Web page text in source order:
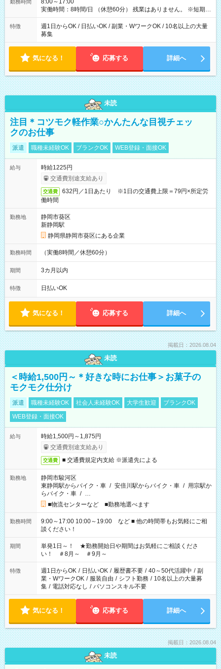
勤務時間
8:00～17:00
実働時間：8時間/日 （休憩60分） 残業はありません。 ※短期の
募集は行っておりません。予めご了承くださいませ。
特徴
週1日からOK / 日払いOK / 副業・WワークOK / 10名以上の大量
募集
気になる！ 応募する 詳細へ
未読
注目＊コツモク軽作業○かんたんな目視チェッ
クのお仕事
派遣 職種未経験OK ブランクOK WEB登録・面接OK
給与
時給1225円
交通費別途支給あり
交通費
632円／1日あたり ※1日の交通費上限＝79円×所定労
働時間
勤務地
静岡市葵区
新静岡駅
静岡県静岡市葵区にある企業
勤務時間 （実働8時間／休憩60分）
期間 3カ月以内
特徴 日払いOK
気になる！ 応募する 詳細へ
掲載日：2026.08.04
未読
＜時給1,500円～＊好きな時にお仕事＞お菓子の
モクモク仕分け
派遣 職種未経験OK 社会人未経験OK 大学生歓迎
ブランクOK
WEB登録・面接OK
給与
時給1,500円～1,875円
交通費別途支給あり
交通費 ■ 交通費規定内支給 ※派遣先による
勤務地
静岡市駿河区
東静岡駅からバイク・車 / 安倍川駅からバイク・車 / 用宗駅か
らバイク・車 / …
■物流センターなど ■勤務地選べます
勤務時間
9:00～17:00 10:00～19:00 など ■ 他の時間帯もお気軽にご相
談ください！
期間
単発1日～！ ★勤務開始日や期間はお気軽にご相談くださ
い！ ＃8月～ ＃9月～
特徴 週1日からOK / 日払いOK / 履歴書不要 / 40～50代活躍中 / 副
業・WワークOK / 服装自由 / シフト勤務 / 10名以上の大量募
集 / 電話対応なし / パソコンスキル不要
気になる！ 応募する 詳細へ
掲載日：2026.08.04
未読